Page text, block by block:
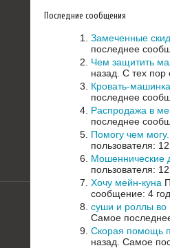
Последние сообщения
Замеченные
последнее
Чем защитить
назад. С тех пор
Кровать-
последнее
Распродажа в
последнее
Помогу чем
пользователя:
Мошеннические
пользователя:
Хочу мейн-куна
сообщение: 4
суши и роллы во
Самое
Скорая помощь
назад. Самое